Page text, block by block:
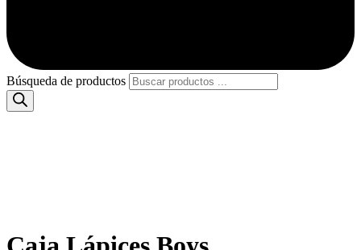
Búsqueda de productos